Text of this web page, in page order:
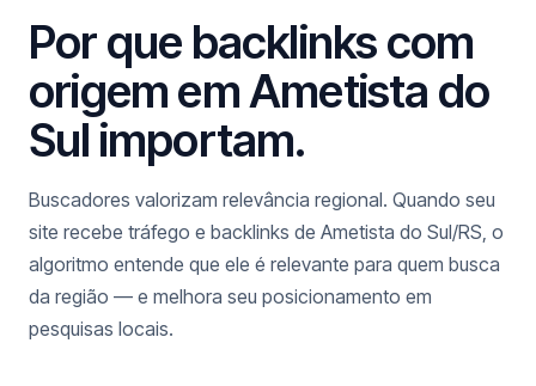
Por que backlinks com
origem em Ametista do
Sul importam.
Buscadores valorizam relevância regional. Quando seu
site recebe tráfego e backlinks de Ametista do Sul/RS, o
algoritmo entende que ele é relevante para quem busca
da região — e melhora seu posicionamento em
pesquisas locais.